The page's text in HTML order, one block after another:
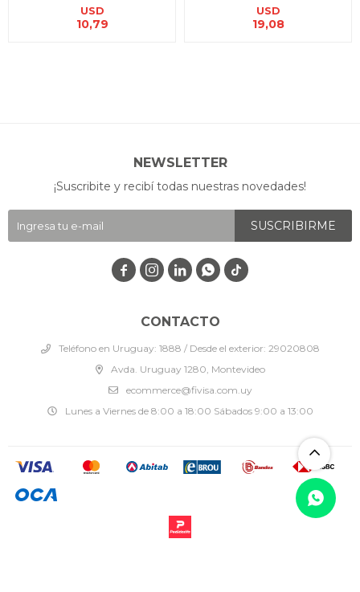
USD
10,79
USD
19,08
CONTACTO
Teléfono en Uruguay: 1888 / Desde el exterior: 29020808
Avda. Uruguay 1280, Montevideo
ecommerce@fivisa.com.uy
Lunes a Viernes de 8:00 a 18:00 Sábados 9:00 a 13:00
NEWSLETTER
¡Suscribite y recibí todas nuestras novedades!
SUSCRIBIRME
   